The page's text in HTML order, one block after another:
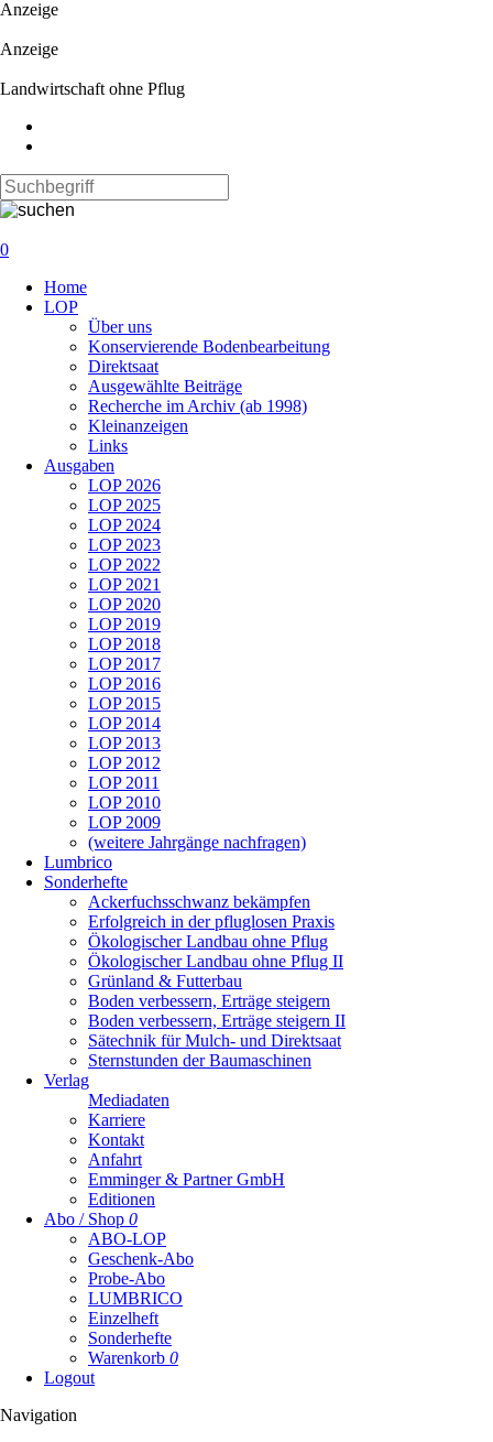
Anzeige
Anzeige
Landwirtschaft ohne Pflug
0
überspringen
Home
LOP
Über uns
Konservierende Bodenbearbeitung
Direktsaat
Ausgewählte Beiträge
Recherche im Archiv (ab 1998)
Kleinanzeigen
Links
Ausgaben
LOP 2026
LOP 2025
LOP 2024
LOP 2023
LOP 2022
LOP 2021
LOP 2020
LOP 2019
LOP 2018
LOP 2017
LOP 2016
LOP 2015
LOP 2014
LOP 2013
LOP 2012
LOP 2011
LOP 2010
LOP 2009
(weitere Jahrgänge nachfragen)
Lumbrico
Sonderhefte
Ackerfuchsschwanz bekämpfen
Erfolgreich in der pfluglosen Praxis
Ökologischer Landbau ohne Pflug
Ökologischer Landbau ohne Pflug II
Grünland & Futterbau
Boden verbessern, Erträge steigern
Boden verbessern, Erträge steigern II
Sätechnik für Mulch- und Direktsaat
Sternstunden der Baumaschinen
Verlag
Mediadaten
Karriere
Kontakt
Anfahrt
Emminger & Partner GmbH
Editionen
Abo / Shop 0
ABO-LOP
Geschenk-Abo
Probe-Abo
LUMBRICO
Einzelheft
Sonderhefte
Warenkorb 0
Logout
Navigation